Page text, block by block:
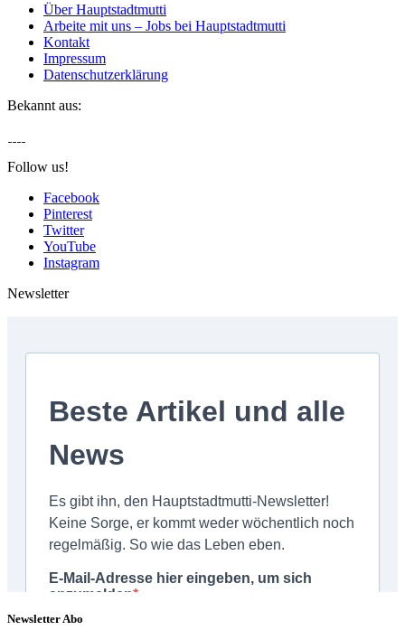
Über Hauptstadtmutti
Arbeite mit uns – Jobs bei Hauptstadtmutti
Kontakt
Impressum
Datenschutzerklärung
Bekannt aus:
Follow us!
Facebook
Pinterest
Twitter
YouTube
Instagram
Newsletter
Newsletter Abo